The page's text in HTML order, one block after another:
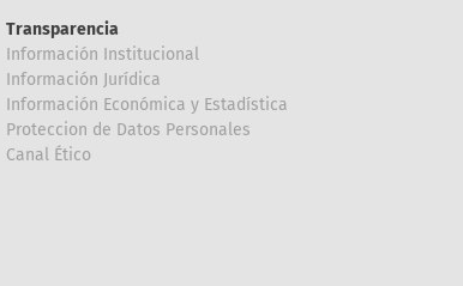
Transparencia
Información Institucional
Información Jurídica
Información Económica y Estadística
Proteccion de Datos Personales
Canal Ético